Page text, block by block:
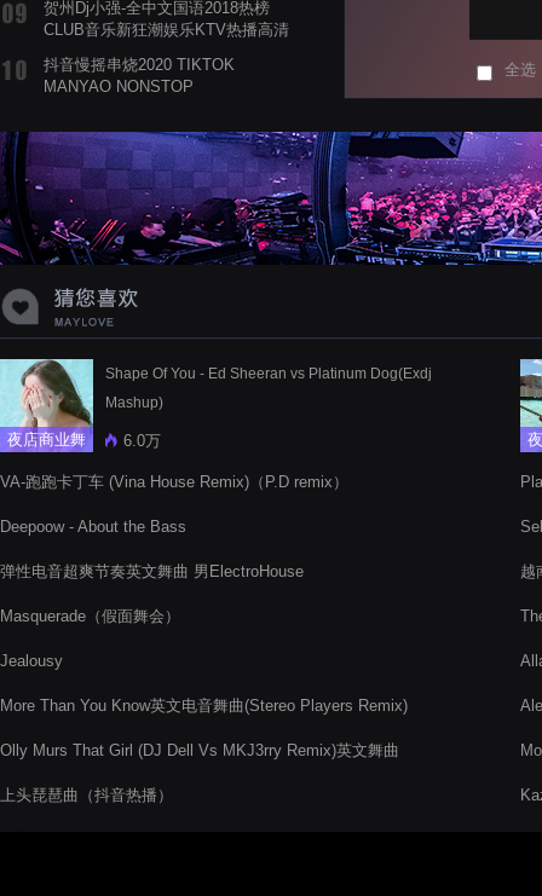
贺州Dj小强-全中文国语2018热榜
CLUB音乐新狂潮娱乐KTV热播高清
抖音慢摇串烧2020 TIKTOK
MANYAO NONSTOP
蝉爸爸妈妈爱存在夏天的风是想你的
声音啊
全选
夜店商业舞
Shape Of You - Ed Sheeran vs Platinum Dog(Exdj
Mashup)
6.0万
VA-跑跑卡丁车 (Vina House Remix)（P.D remix）
Deepoow - About the Bass
弹性电音超爽节奏英文舞曲 男ElectroHouse
Masquerade（假面舞会）
Jealousy
More Than You Know英文电音舞曲(Stereo Players Remix)
Olly Murs That Girl (DJ Dell Vs MKJ3rry Remix)英文舞曲
上头琵琶曲（抖音热播）
越